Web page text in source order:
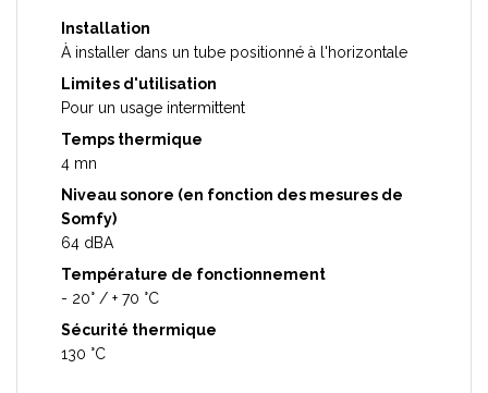
Installation
À installer dans un tube positionné à l'horizontale
Limites d'utilisation
Pour un usage intermittent
Temps thermique
4 mn
Niveau sonore (en fonction des mesures de
Somfy)
64 dBA
Température de fonctionnement
- 20° / + 70 °C
Sécurité thermique
130 °C